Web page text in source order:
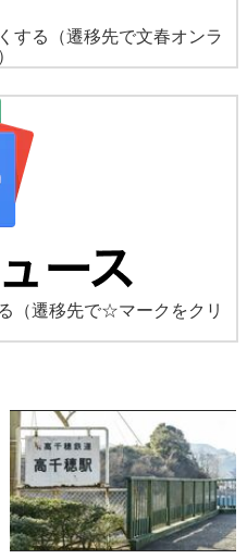
する
（遷移先で文春オンラ
（遷移先で☆マークをクリ